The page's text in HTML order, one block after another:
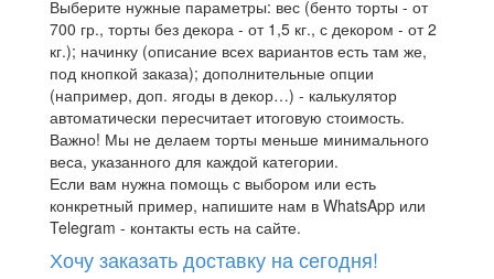
Выберите нужные параметры: вес (бенто торты - от
700 гр., торты без декора - от 1,5 кг., с декором - от 2
кг.); начинку (описание всех вариантов есть там же,
под кнопкой заказа); дополнительные опции
(например, доп. ягоды в декор…) - калькулятор
автоматически пересчитает итоговую стоимость.
Важно! Мы не делаем торты меньше минимального
веса, указанного для каждой категории.
Если вам нужна помощь с выбором или есть
конкретный пример, напишите нам в WhatsApp или
Telegram - контакты есть на сайте.
Хочу заказать доставку на сегодня!